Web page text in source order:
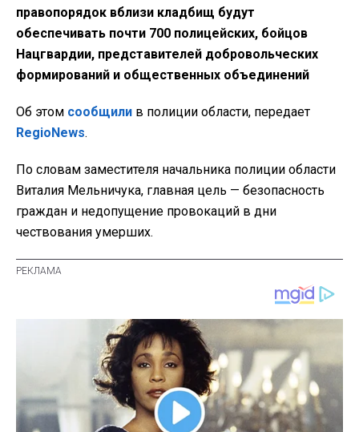
правопорядок вблизи кладбищ будут
обеспечивать почти 700 полицейских, бойцов
Нацгвардии, представителей добровольческих
формирований и общественных объединений
Об этом сообщили в полиции области, передает
RegioNews.
По словам заместителя начальника полиции области
Виталия Мельничука, главная цель — безопасность
граждан и недопущение провокаций в дни
чествования умерших.